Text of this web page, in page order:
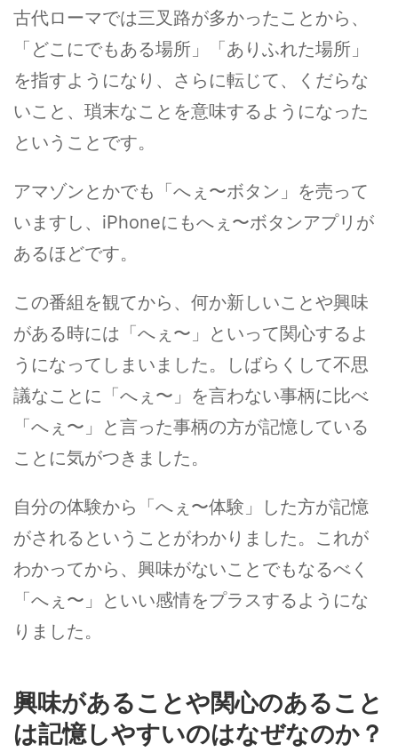
古代ローマでは三叉路が多かったことから、
「どこにでもある場所」「ありふれた場所」
を指すようになり、さらに転じて、くだらな
いこと、瑣末なことを意味するようになった
ということです。
アマゾンとかでも「へぇ〜ボタン」を売って
いますし、iPhoneにもへぇ〜ボタンアプリが
あるほどです。
この番組を観てから、何か新しいことや興味
がある時には「へぇ〜」といって関心するよ
うになってしまいました。しばらくして不思
議なことに「へぇ〜」を言わない事柄に比べ
「へぇ〜」と言った事柄の方が記憶している
ことに気がつきました。
自分の体験から「へぇ〜体験」した方が記憶
がされるということがわかりました。これが
わかってから、興味がないことでもなるべく
「へぇ〜」といい感情をプラスするようにな
りました。
興味があることや関心のあること
は記憶しやすいのはなぜなのか？